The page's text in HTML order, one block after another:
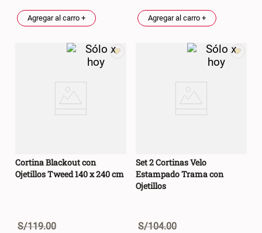
Agregar al carro + Agregar al carro +
Cortina Blackout con
Ojetillos Tweed 140 x 240 cm
S/119.00
Set 2 Cortinas Velo
Estampado Trama con
Ojetillos
S/104.00